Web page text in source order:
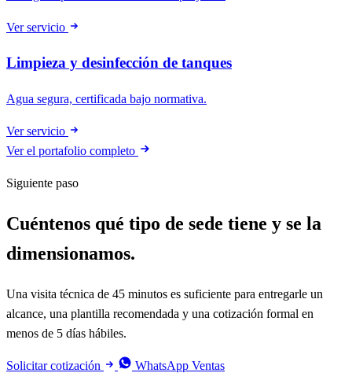
Ver servicio
Limpieza y desinfección de tanques
Agua segura, certificada bajo normativa.
Ver servicio
Ver el portafolio completo
Siguiente paso
Cuéntenos qué tipo de sede tiene y se la
dimensionamos.
Una visita técnica de 45 minutos es suficiente para entregarle un
alcance, una plantilla recomendada y una cotización formal en
menos de 5 días hábiles.
Solicitar cotización WhatsApp Ventas